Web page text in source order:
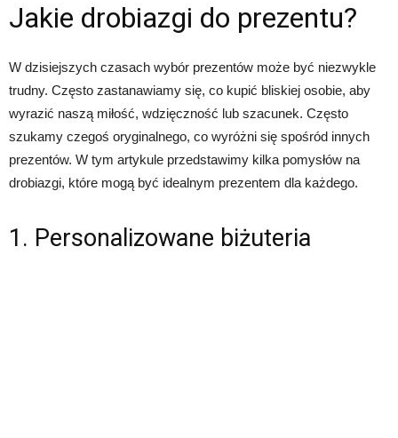
Jakie drobiazgi do prezentu?
W dzisiejszych czasach wybór prezentów może być niezwykle
trudny. Często zastanawiamy się, co kupić bliskiej osobie, aby
wyrazić naszą miłość, wdzięczność lub szacunek. Często
szukamy czegoś oryginalnego, co wyróżni się spośród innych
prezentów. W tym artykule przedstawimy kilka pomysłów na
drobiazgi, które mogą być idealnym prezentem dla każdego.
1. Personalizowane biżuteria